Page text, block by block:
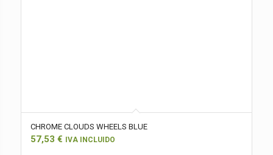
CHROME CLOUDS WHEELS BLUE
57,53 € IVA INCLUIDO